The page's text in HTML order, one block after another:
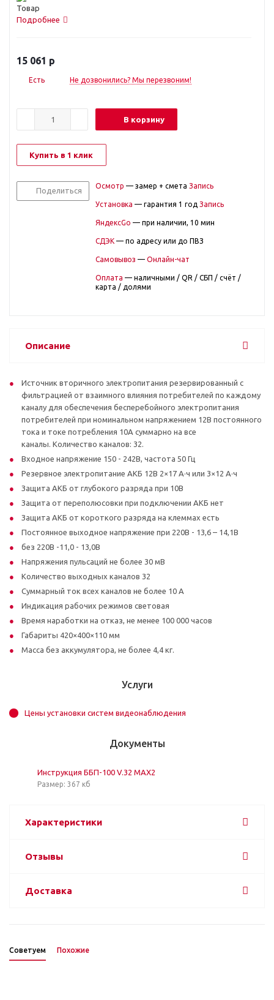
Подробнее
15 061 р
Есть Не дозвонились? Мы перезвоним!
В корзину
Купить в 1 клик
Поделиться
Осмотр — замер + смета Запись
Установка — гарантия 1 год Запись
ЯндексGo — при наличии, 10 мин
СДЭК — по адресу или до ПВЗ
Самовывоз — Онлайн-чат
Оплата — наличными / QR / СБП / счёт /
карта / долями
Описание
Источник вторичного электропитания резервированный с
фильтрацией от взаимного влияния потребителей по каждому
каналу для обеспечения бесперебойного электропитания
потребителей при номинальном напряжением 12В постоянного
тока и токе потребления 10А суммарно на все
каналы. Количество каналов: 32.
Входное напряжение 150 - 242В, частота 50 Гц
Резервное электропитание АКБ 12В 2×17 А·ч или 3×12 А·ч
Защита АКБ от глубокого разряда при 10В
Защита от переполюсовки при подключении АКБ нет
Защита АКБ от короткого разряда на клеммах есть
Постоянное выходное напряжение при 220В - 13,6 – 14,1В
без 220В -11,0 - 13,0В
Напряжения пульсаций не более 30 мВ
Количество выходных каналов 32
Суммарный ток всех каналов не более 10 А
Индикация рабочих режимов световая
Время наработки на отказ, не менее 100 000 часов
Габариты 420×400×110 мм
Масса без аккумулятора, не более 4,4 кг.
Услуги
Цены установки систем видеонаблюдения
Документы
Инструкция ББП-100 V.32 MAX2
Размер: 367 кб
Характеристики
Отзывы
Доставка
Советуем Похожие